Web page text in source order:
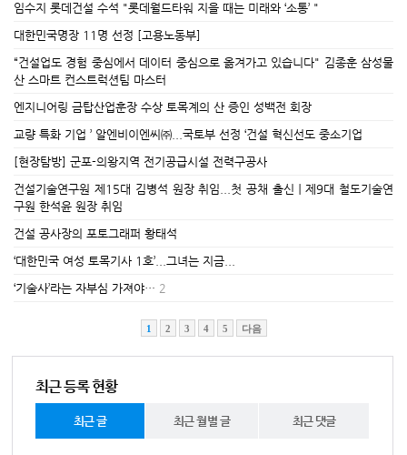
임수지 롯데건설 수석 "롯데월드타워 지을 때는 미래와 ‘소통’ "
대한민국명장 11명 선정 [고용노동부]
“건설업도 경험 중심에서 데이터 중심으로 옮겨가고 있습니다" 김종훈 삼성물
산 스마트 컨스트럭션팀 마스터
엔지니어링 금탑산업훈장 수상 토목계의 산 증인 성백전 회장
교량 특화 기업 ’ 알엔비이엔씨㈜...국토부 선정 ‘건설 혁신선도 중소기업
[현장탐방] 군포-의왕지역 전기공급시설 전력구공사
건설기술연구원 제15대 김병석 원장 취임...첫 공채 출신ㅣ제9대 철도기술연
구원 한석윤 원장 취임
건설 공사장의 포토그래퍼 황태석
‘대한민국 여성 토목기사 1호’...그녀는 지금...
‘기술사’라는 자부심 가져야… 2
1 2 3 4 5 다음
최근 등록 현황
최근 글 최근 월별 글 최근 댓글